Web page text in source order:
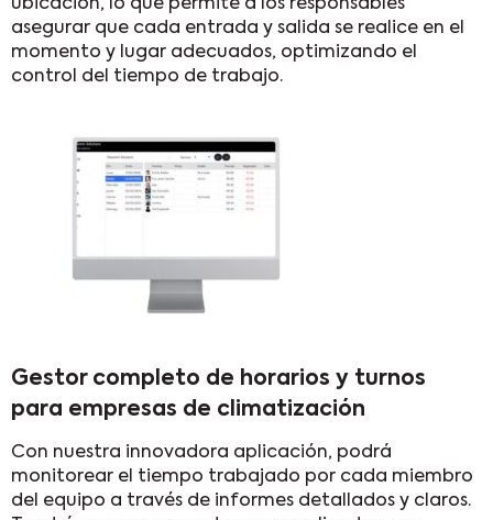
ubicación, lo que permite a los responsables
asegurar que cada entrada y salida se realice en el
momento y lugar adecuados, optimizando el
control del tiempo de trabajo.
Gestor completo de horarios y turnos
para empresas de climatización
Con nuestra innovadora aplicación, podrá
monitorear el tiempo trabajado por cada miembro
del equipo a través de informes detallados y claros.